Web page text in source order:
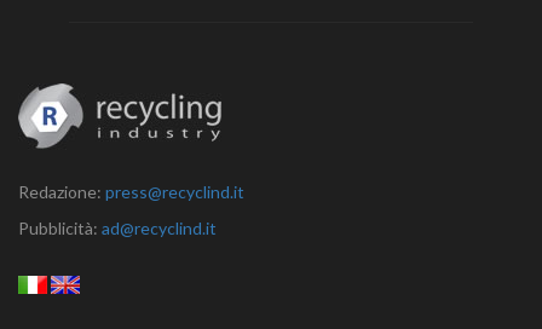
Redazione: press@recyclind.it
Pubblicità: ad@recyclind.it